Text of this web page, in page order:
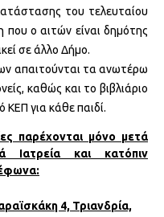
του τελευταίου
που ο αιτών είναι δημότης
σε άλλο Δήμο.
απαιτούνται τα ανωτέρω
καθώς και το βιβλιάριο
για κάθε παιδί.
παρέχονται μόνο μετά
και κατόπιν
4, Τριανδρία,